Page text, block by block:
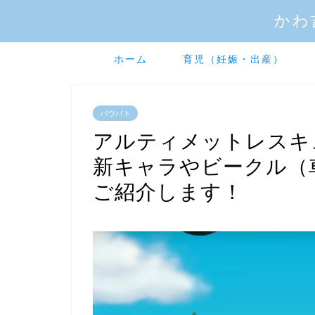
かわ
ホーム 育児（妊娠・出産）
パウパト
アルティメットレス
新キャラやビークル
ご紹介します！